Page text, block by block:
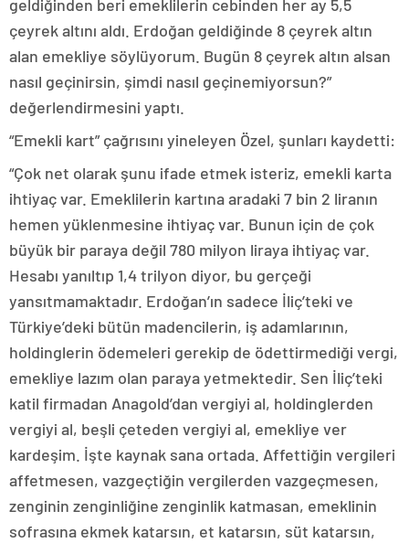
geldiğinden beri emeklilerin cebinden her ay 5,5
çeyrek altını aldı. Erdoğan geldiğinde 8 çeyrek altın
alan emekliye söylüyorum. Bugün 8 çeyrek altın alsan
nasıl geçinirsin, şimdi nasıl geçinemiyorsun?”
değerlendirmesini yaptı.
“Emekli kart” çağrısını yineleyen Özel, şunları kaydetti:
“Çok net olarak şunu ifade etmek isteriz, emekli karta
ihtiyaç var. Emeklilerin kartına aradaki 7 bin 2 liranın
hemen yüklenmesine ihtiyaç var. Bunun için de çok
büyük bir paraya değil 780 milyon liraya ihtiyaç var.
Hesabı yanıltıp 1,4 trilyon diyor, bu gerçeği
yansıtmamaktadır. Erdoğan’ın sadece İliç’teki ve
Türkiye’deki bütün madencilerin, iş adamlarının,
holdinglerin ödemeleri gerekip de ödettirmediği vergi,
emekliye lazım olan paraya yetmektedir. Sen İliç’teki
katil firmadan Anagold’dan vergiyi al, holdinglerden
vergiyi al, beşli çeteden vergiyi al, emekliye ver
kardeşim. İşte kaynak sana ortada. Affettiğin vergileri
affetmesen, vazgeçtiğin vergilerden vazgeçmesen,
zenginin zenginliğine zenginlik katmasan, emeklinin
sofrasına ekmek katarsın, et katarsın, süt katarsın,